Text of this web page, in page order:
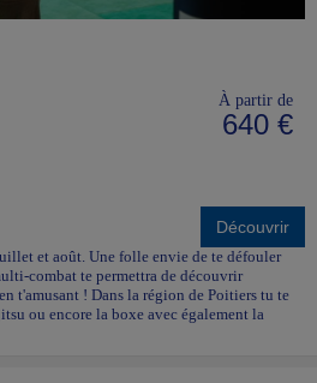
À partir de
640 €
Découvrir
et août. Une folle envie de te défouler
combat te permettra de découvrir
t'amusant ! Dans la région de Poitiers tu te
ou encore la boxe avec également la